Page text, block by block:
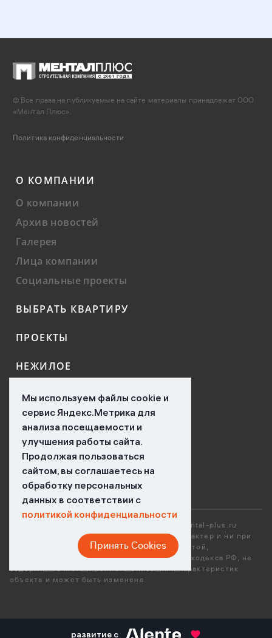
© Все права на публикуемые на сайте материалы принадлежат ООО
«Ментал Плюс».
Политика конфиденциальности
О КОМПАНИИ
О компании
Архив новостей
Галерея
Лица компании
Социальные проекты
ВЫБРАТЬ КВАРТИРУ
ПРОЕКТЫ
НЕЖИЛОЕ
КОНТАКТЫ
НОВОСТИ
ВАКАНСИИ
*Вся размещенная информация на сайте mental-plus.ru
носит исключительно ознакомительный характер и ни при
каких условиях не является публичной офертой,
определяемой положениями Гражданского кодекса РФ, не
содержит точного и полного описания и характеристик
объекта и может быть изменена.
развитие с
Мы используем файлы cookie и
сервис Яндекс.Метрика для
анализа посещаемости и
улучшения работы сайта.
Продолжая пользоваться
сайтом, вы соглашаетесь на
обработку персональных
данных в соответствии с
политикой конфиденциальности
Принять Cookies